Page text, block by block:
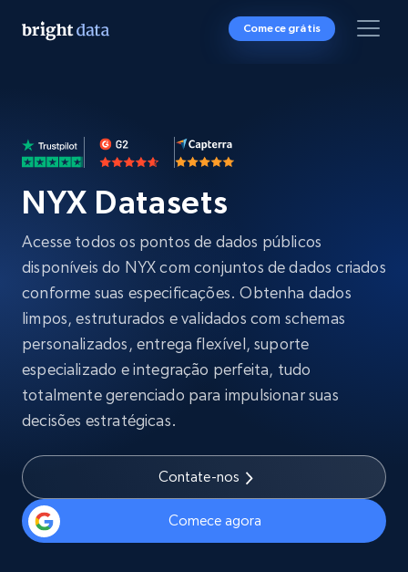
Comece grátis
NYX Datasets
Acesse todos os pontos de dados públicos
disponíveis do NYX com conjuntos de dados criados
conforme suas especificações. Obtenha dados
limpos, estruturados e validados com schemas
personalizados, entrega flexível, suporte
especializado e integração perfeita, tudo
totalmente gerenciado para impulsionar suas
decisões estratégicas.
Contate-nos
Comece agora